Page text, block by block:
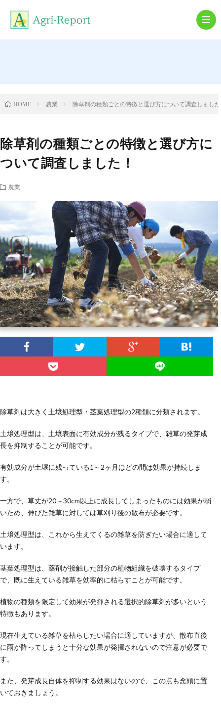
農
ラ
ム
HOME 農業 除草剤の種類ごとの特徴と選び方について調査しまし
除草剤の種類ごとの特徴と選び方に
ついて調査しました！
農業
除草剤は大きく土壌処理型・茎葉処理型の2種類に分類されます。
土壌処理型は、土壌表面に有効成分が残るタイプで、雑草の発芽成
長を抑制することが可能です。
有効成分が土壌に残っている1～2ヶ月ほどの間は効果が持続しま
す。
一方で、草丈が20～30cm以上に成長してしまったものには効果が弱
いため、伸びた雑草に対しては草刈り後の散布が必要です。
土壌処理型は、これから生えてくるの雑草を防ぎたい場合に適して
います。
茎葉処理型は、薬剤が接触した部分の植物組織を破壊するタイプ
で、既に生えている雑草を効率的に枯らすことが可能です。
植物の種類を限定して効果が発揮される選択的除草剤が多いという
特徴もあります。
現在生えている雑草を枯らしたい場合に適していますが、散布直後
に雨が降ってしまうと十分な効果が発揮されないので注意が必要で
す。
また、発芽成長自体を抑制する効果はないので、この点も念頭に置
いておきましょう。